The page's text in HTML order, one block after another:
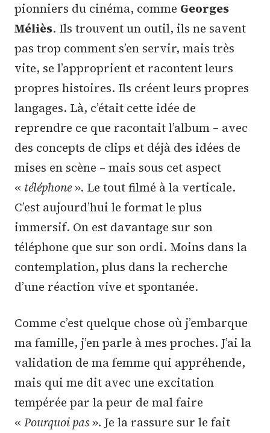
pionniers du cinéma, comme Georges
Méliès. Ils trouvent un outil, ils ne savent
pas trop comment s’en servir, mais très
vite, se l’approprient et racontent leurs
propres histoires. Ils créent leurs propres
langages. Là, c’était cette idée de
reprendre ce que racontait l’album – avec
des concepts de clips et déjà des idées de
mises en scène – mais sous cet aspect
« téléphone». Le tout filmé à la verticale.
C’est aujourd’hui le format le plus
immersif. On est davantage sur son
téléphone que sur son ordi. Moins dans la
contemplation, plus dans la recherche
d’une réaction vive et spontanée.
Comme c’est quelque chose où j’embarque
ma famille, j’en parle à mes proches. J’ai la
validation de ma femme qui appréhende,
mais qui me dit avec une excitation
tempérée par la peur de mal faire
« Pourquoi pas». Je la rassure sur le fait